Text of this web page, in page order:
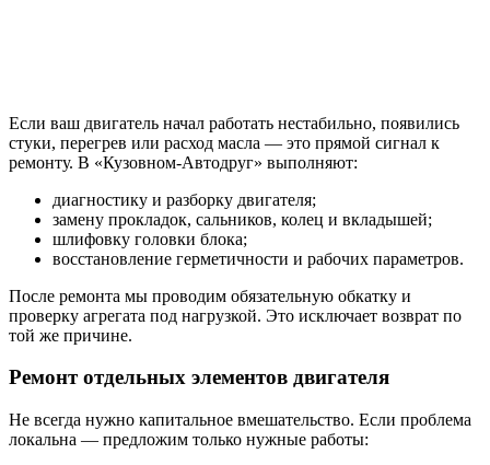
Если ваш двигатель начал работать нестабильно, появились
стуки, перегрев или расход масла — это прямой сигнал к
ремонту. В «Кузовном-Автодруг» выполняют:
диагностику и разборку двигателя;
замену прокладок, сальников, колец и вкладышей;
шлифовку головки блока;
восстановление герметичности и рабочих параметров.
После ремонта мы проводим обязательную обкатку и
проверку агрегата под нагрузкой. Это исключает возврат по
той же причине.
Ремонт отдельных элементов двигателя
Не всегда нужно капитальное вмешательство. Если проблема
локальна — предложим только нужные работы: